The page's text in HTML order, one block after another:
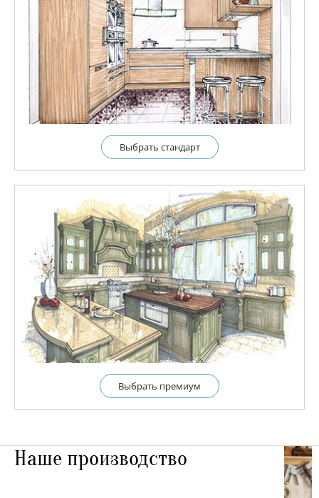
Выбрать cтандарт
Выбрать премиум
Наше производство